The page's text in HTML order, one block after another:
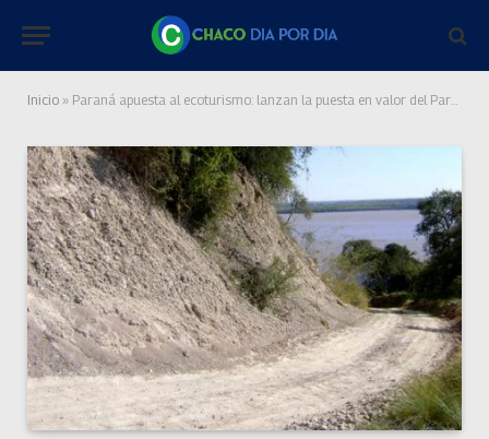
Inicio » Paraná apuesta al ecoturismo: lanzan la puesta en valor del Parque Costero Combate Vuelta de Obligado